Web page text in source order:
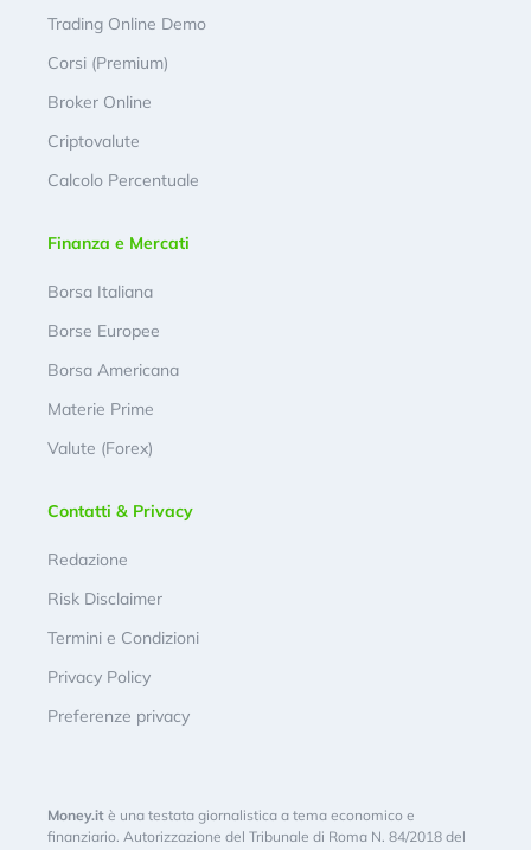
Trading Online Demo
Corsi (Premium)
Broker Online
Criptovalute
Calcolo Percentuale
Finanza e Mercati
Borsa Italiana
Borse Europee
Borsa Americana
Materie Prime
Valute (Forex)
Contatti & Privacy
Redazione
Risk Disclaimer
Termini e Condizioni
Privacy Policy
Preferenze privacy
Money.it è una testata giornalistica a tema economico e
finanziario. Autorizzazione del Tribunale di Roma N. 84/2018 del